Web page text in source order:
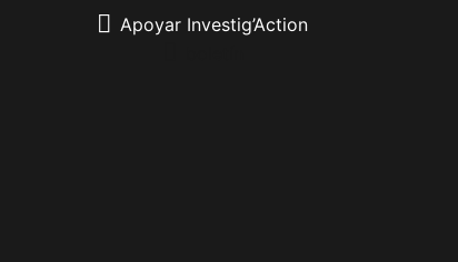
Apoyar Investig’Action